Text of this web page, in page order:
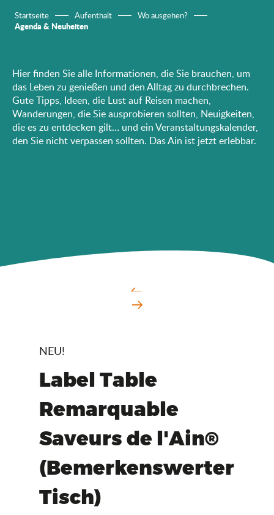
Startseite Aufenthalt Wo ausgehen?
Agenda & Neuheiten
Hier finden Sie alle Informationen, die Sie brauchen, um
das Leben zu genießen und den Alltag zu durchbrechen.
Gute Tipps, Ideen, die Lust auf Reisen machen,
Wanderungen, die Sie ausprobieren sollten, Neuigkeiten,
die es zu entdecken gilt… und ein Veranstaltungskalender,
den Sie nicht verpassen sollten. Das Ain ist jetzt erlebbar.
NEU!
Label Table
Remarquable
Saveurs de l'Ain®
(Bemerkenswerter
Tisch)